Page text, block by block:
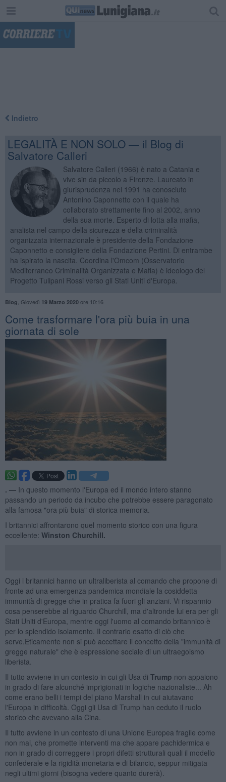
Indietro
LEGALITÀ E NON SOLO — il Blog di
Salvatore Calleri
Salvatore Calleri (1966) è nato a Catania e
vive sin da piccolo a Firenze. Laureato in
giurisprudenza nel 1991 ha conosciuto
Antonino Caponnetto con il quale ha
collaborato strettamente fino al 2002, anno
della sua morte. Esperto di lotta alla mafia,
analista nel campo della sicurezza e della criminalità
organizzata internazionale è presidente della Fondazione
Caponnetto e consigliere della Fondazione Pertini. Di entrambe
ha ispirato la nascita. Coordina l'Omcom (Osservatorio
Mediterraneo Criminalità Organizzata e Mafia) è ideologo del
Progetto Tulipani Rossi verso gli Stati Uniti d'Europa.
Blog Giovedì 19 Marzo 2020ore 10:16
Come trasformare l'ora più buia in una
giornata di sole
. — In questo momento l'Europa ed il mondo intero stanno
passando un periodo da incubo che potrebbe essere paragonato
alla famosa "ora più buia" di storica memoria.
I britannici affrontarono quel momento storico con una figura
eccellente: Winston Churchill.
Oggi i britannici hanno un ultraliberista al comando che propone di
fronte ad una emergenza pandemica mondiale la cosiddetta
immunità di gregge che in pratica fa fuori gli anziani. Vi risparmio
cosa penserebbe al riguardo Churchill, ma d'altronde lui era per gli
Stati Uniti d'Europa, mentre oggi l'uomo al comando britannico è
per lo splendido isolamento. Il contrario esatto di ciò che
serve.Eticamente non si può accettare il concetto della "immunità di
gregge naturale" che è espressione sociale di un ultraegoismo
liberista.
Il tutto avviene in un contesto in cui gli Usa di Trump non appaiono
in grado di fare alcunché imprigionati in logiche nazionaliste... Ah
come erano belli i tempi del piano Marshall in cui aiutavano
l'Europa in difficoltà. Oggi gli Usa di Trump han ceduto il ruolo
storico che avevano alla Cina.
Il tutto avviene in un contesto di una Unione Europea fragile come
non mai, che promette interventi ma che appare pachidermica e
non in grado di correggere i propri difetti strutturali quali il modello
confederale e la rigidità monetaria e di bilancio, seppur mitigata
negli ultimi giorni (bisogna vedere quanto durerà).